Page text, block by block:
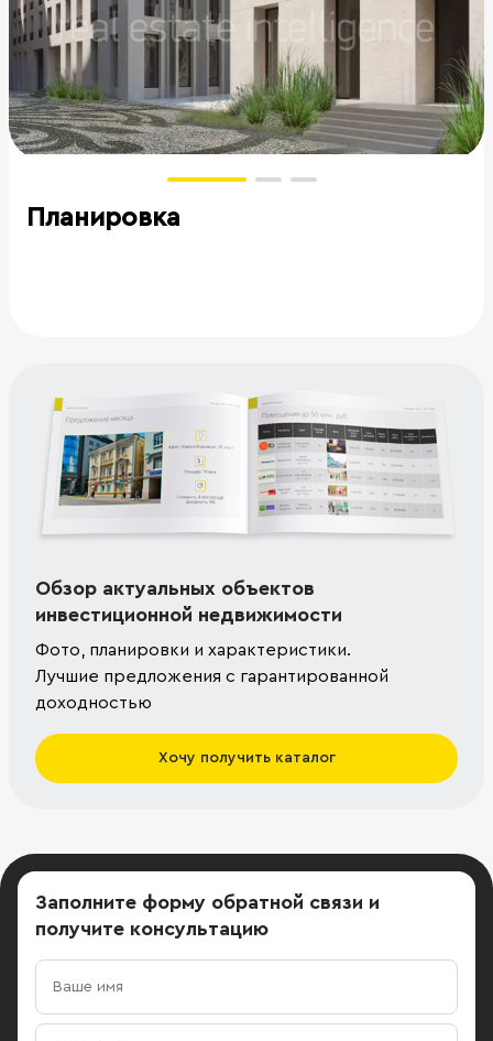
Планировка
Обзор актуальных объектов
инвестиционной недвижимости
Фото, планировки и характеристики.
Лучшие предложения с гарантированной
доходностью
Хочу получить каталог
Заполните форму обратной связи и
получите консультацию